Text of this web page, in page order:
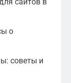
о
советы и